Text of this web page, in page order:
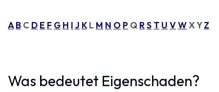
A B C D E F G H IJ KL M N O P Q R S T U VWX YZ
Was bedeutet Eigenschaden?